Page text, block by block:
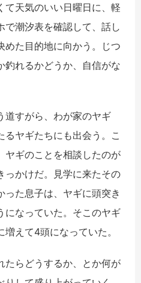
て天気のいい日曜日に、軽
で潮汐表を確認して、話し
めた目的地に向かう。じつ
釣れるかどうか、自信がな
すがら、わが家のヤギ
るヤギたちにも出会う。こ
ヤギのことを相談したのが
っかけだ。見学に来たその
った息子は、ヤギに頭突き
になっていた。そこのヤギ
えて4頭になっていた。
らどうするか、とか何が